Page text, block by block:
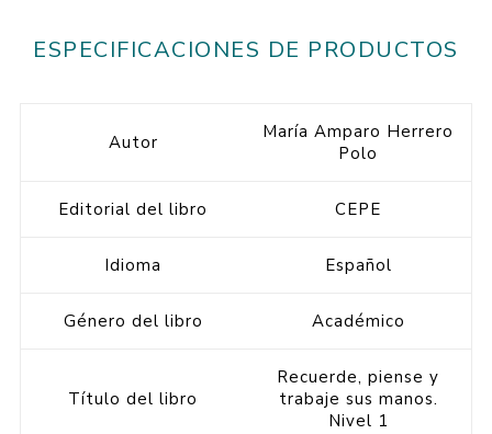
ESPECIFICACIONES DE PRODUCTOS
Autor
María Amparo Herrero
Polo
Editorial del libro CEPE
Idioma Español
Género del libro Académico
Título del libro
Recuerde, piense y
trabaje sus manos.
Nivel 1